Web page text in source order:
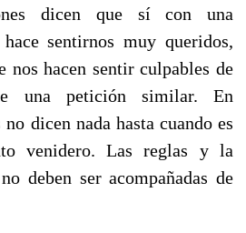
dicen que sí con una
sentirnos muy queridos,
nos hacen sentir culpables de
una petición similar. En
dicen nada hasta cuando es
venidero. Las reglas y la
deben ser acompañadas de